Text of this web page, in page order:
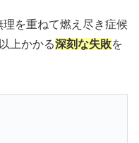
を重ねて燃え尽き症候
上かかる深刻な失敗を